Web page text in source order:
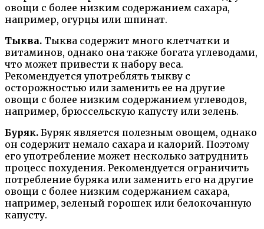
овощи с более низким содержанием сахара,
например, огурцы или шпинат.
Тыква. Тыква содержит много клетчатки и
витаминов, однако она также богата углеводами,
что может привести к набору веса.
Рекомендуется употреблять тыкву с
осторожностью или заменить ее на другие
овощи с более низким содержанием углеводов,
например, брюссельскую капусту или зелень.
Буряк. Буряк является полезным овощем, однако
он содержит немало сахара и калорий. Поэтому
его употребление может несколько затруднить
процесс похудения. Рекомендуется ограничить
потребление буряка или заменить его на другие
овощи с более низким содержанием сахара,
например, зеленый горошек или белокочанную
капусту.